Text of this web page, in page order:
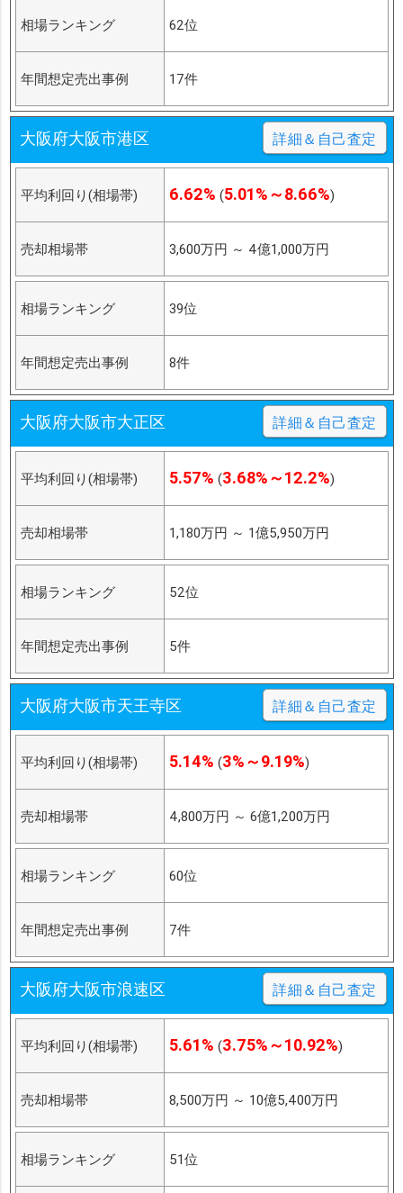
相場ランキング 62位
年間想定売出事例 17件
大阪府大阪市港区 詳細＆自己査定
平均利回り(相場帯) 6.62% (5.01%～8.66%)
売却相場帯 3,600万円 ～ 4億1,000万円
相場ランキング 39位
年間想定売出事例 8件
大阪府大阪市大正区 詳細＆自己査定
平均利回り(相場帯) 5.57% (3.68%～12.2%)
売却相場帯 1,180万円 ～ 1億5,950万円
相場ランキング 52位
年間想定売出事例 5件
大阪府大阪市天王寺区 詳細＆自己査定
平均利回り(相場帯) 5.14% (3%～9.19%)
売却相場帯 4,800万円 ～ 6億1,200万円
相場ランキング 60位
年間想定売出事例 7件
大阪府大阪市浪速区 詳細＆自己査定
平均利回り(相場帯) 5.61% (3.75%～10.92%)
売却相場帯 8,500万円 ～ 10億5,400万円
相場ランキング 51位